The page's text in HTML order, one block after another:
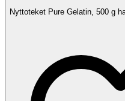
Nyttoteket Pure Gelatin, 500 g